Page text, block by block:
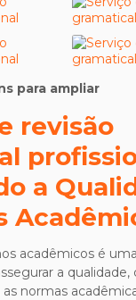
para ampliar
revisão
a
acadêmicos é
a qualidade,
normas